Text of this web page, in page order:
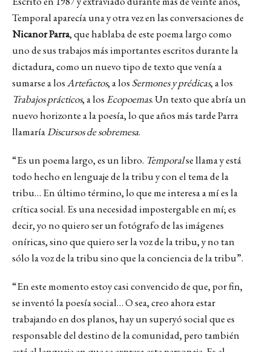
Temporal aparecía una y otra vez en las conversaciones de
Nicanor Parra, que hablaba de este poema largo como
uno de sus trabajos más importantes escritos durante la
dictadura, como un nuevo tipo de texto que venía a
sumarse a losArtefactos, a los Sermones y prédicas, a los
Trabajos prácticos, a los Ecopoemas. Un texto que abría un
nuevo horizonte a la poesía, lo que años más tarde Parra
llamaríaDiscursos de sobremesa.
“Es un poema largo, es un libro. Temporalse llama y está
todo hecho en lenguaje de la tribu y con el tema de la
tribu… En último término, lo que me interesa a mí es la
crítica social. Es una necesidad impostergable en mí; es
decir, yo no quiero ser un fotógrafo de las imágenes
oníricas, sino que quiero ser la voz de la tribu, y no tan
sólo la voz de la tribu sino que la conciencia de la tribu”.
“En este momento estoy casi convencido de que, por fin,
se inventó la poesía social… O sea, creo ahora estar
trabajando en dos planos, hay un superyó social que es
responsable del destino de la comunidad, pero también